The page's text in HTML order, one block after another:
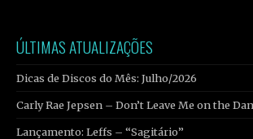
ÚLTIMAS ATUALIZAÇÕES
Dicas de Discos do Mês: Julho/2026
Carly Rae Jepsen – Don’t Leave Me on the
Lançamento: Leffs – “Sagitário”